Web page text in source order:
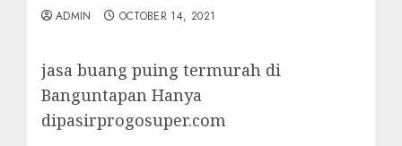
ADMIN OCTOBER 14, 2021
jasa buang puing termurah di
Banguntapan Hanya
dipasirprogosuper.com